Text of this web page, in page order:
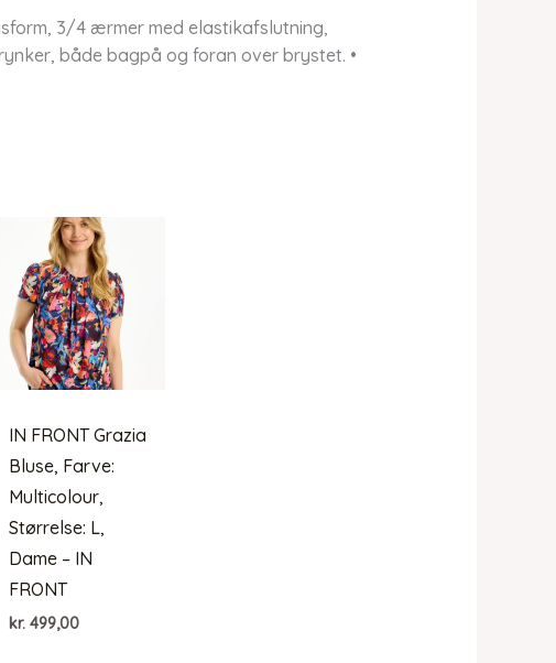
3/4 ærmer med elastikafslutning,
både bagpå og foran over brystet. •
IN FRONT Grazia
Bluse, Farve:
Multicolour,
Størrelse: L,
Dame – IN
FRONT
kr. 499,00